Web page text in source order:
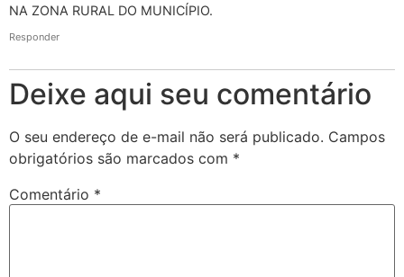
NA ZONA RURAL DO MUNICÍPIO.
Responder
Deixe aqui seu comentário
O seu endereço de e-mail não será publicado. Campos
obrigatórios são marcados com *
Comentário *